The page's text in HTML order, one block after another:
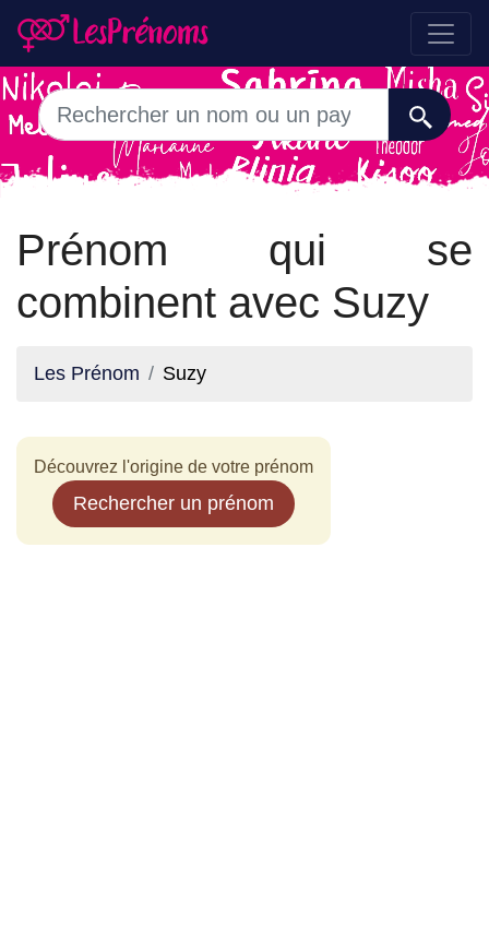
Prénom qui se
combinent avec Suzy
Les Prénom Suzy
Découvrez l'origine de votre prénom
Rechercher un prénom